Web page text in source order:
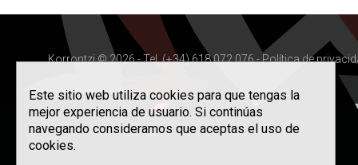
Korrontzi © 2026 - Tel. (+34) 618 072 076 -Política de
Este sitio web utiliza cookies para que tengas la
mejor experiencia de usuario. Si continúas
navegando consideramos que aceptas el uso de
cookies.